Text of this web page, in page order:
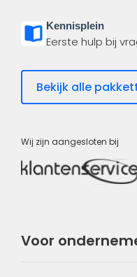
Kennisplein
Eerste hulp bij
Bekijk alle
Wij zijn aangesloten bij
Voor